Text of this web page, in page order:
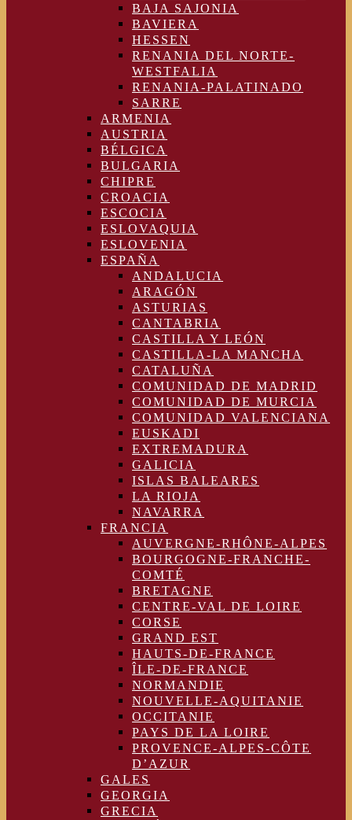
BAJA SAJONIA
BAVIERA
HESSEN
RENANIA DEL NORTE-
WESTFALIA
RENANIA-PALATINADO
SARRE
ARMENIA
AUSTRIA
BÉLGICA
BULGARIA
CHIPRE
CROACIA
ESCOCIA
ESLOVAQUIA
ESLOVENIA
ESPAÑA
ANDALUCIA
ARAGÓN
ASTURIAS
CANTABRIA
CASTILLA Y LEÓN
CASTILLA-LA MANCHA
CATALUÑA
COMUNIDAD DE MADRID
COMUNIDAD DE MURCIA
COMUNIDAD VALENCIANA
EUSKADI
EXTREMADURA
GALICIA
ISLAS BALEARES
LA RIOJA
NAVARRA
FRANCIA
AUVERGNE-RHÔNE-ALPES
BOURGOGNE-FRANCHE-
COMTÉ
BRETAGNE
CENTRE-VAL DE LOIRE
CORSE
GRAND EST
HAUTS-DE-FRANCE
ÎLE-DE-FRANCE
NORMANDIE
NOUVELLE-AQUITANIE
OCCITANIE
PAYS DE LA LOIRE
PROVENCE-ALPES-CÔTE
D’AZUR
GALES
GEORGIA
GRECIA